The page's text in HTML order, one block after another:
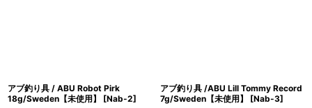
アブ釣り具 / ABU Robot Pirk
18g/Sweden【未使用】
[Nab-2]
アブ釣り具 /ABU Lill Tommy Record
7g/Sweden【未使用】
[Nab-3]